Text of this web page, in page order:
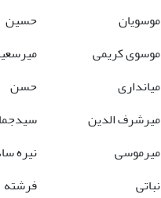
موسویان
حسین
موسوی کریمی
میانداری
حسن
میرشرف الدین
میرموسی
نیره
نباتی
فرشته